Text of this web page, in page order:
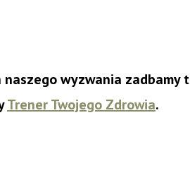
wyzwania zadbamy
Trener Twojego Zdrowia.